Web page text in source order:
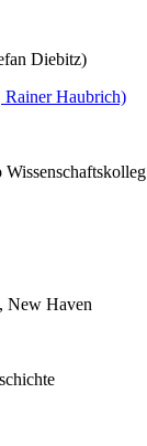
Diebitz)
Rainer Haubrich)
New Haven